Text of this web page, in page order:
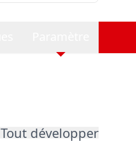
Tout développer